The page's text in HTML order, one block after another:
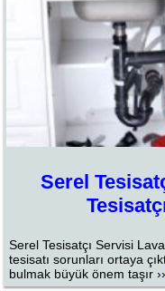
Serel
Serel Tesisatçı Servisi
tesisatı sorunları ortaya
bulmak büyük önem taşır